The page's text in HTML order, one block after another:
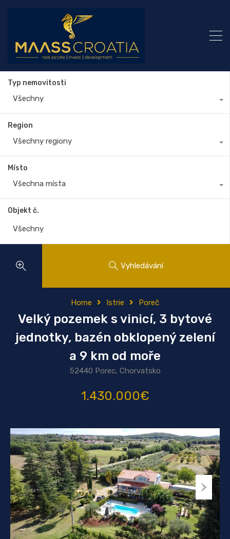
Typ nemovitosti
Všechny
Region
Všechny regiony
Místo
Všechna místa
Objekt č.
Vyhledávání
Home Istrie Poreč
Velký pozemek s vinicí, 3 bytové
jednotky, bazén obklopený zelení
a 9 km od moře
52440 Porec, Chorvatsko
1.430.000€